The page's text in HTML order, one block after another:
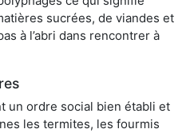
sucrées, de viandes et
à l’abri dans rencontrer à
un ordre social bien établi et
les termites, les fourmis